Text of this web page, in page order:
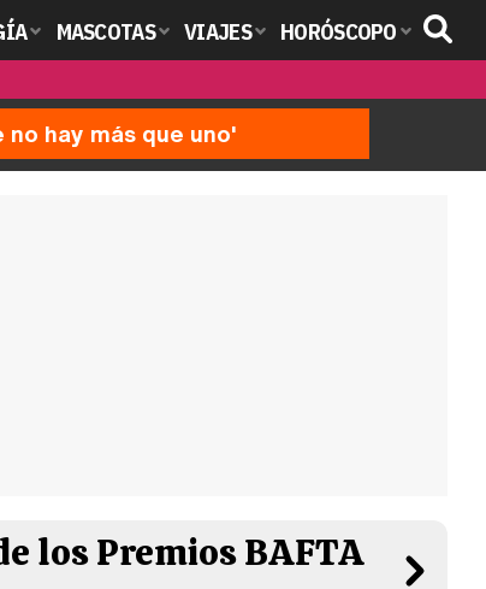
MASCOTAS VIAJES HORÓSCOPO
hay más que uno'
los Premios BAFTA